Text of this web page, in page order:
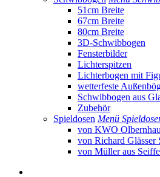
51cm Breite
67cm Breite
80cm Breite
3D-Schwibbogen
Fensterbilder
Lichterspitzen
Lichterbogen mit
wetterfeste
Schwibbogen aus
Zubehör
Spieldosen Menü
von KWO Olbernhau
von Richard Glässer
von Müller aus